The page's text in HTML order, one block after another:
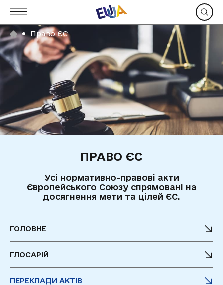
Право ЄС
ПРАВО ЄС
Усі нормативно-правові акти
Європейського Союзу спрямовані на
досягнення мети та цілей ЄС.
ГОЛОВНЕ
ГЛОСАРІЙ
ПЕРЕКЛАДИ АКТІВ